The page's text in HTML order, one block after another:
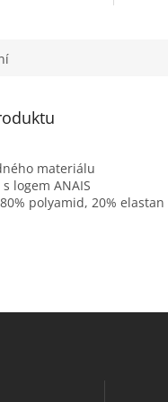
materiálu
logem ANAIS
polyamid, 20% elastan